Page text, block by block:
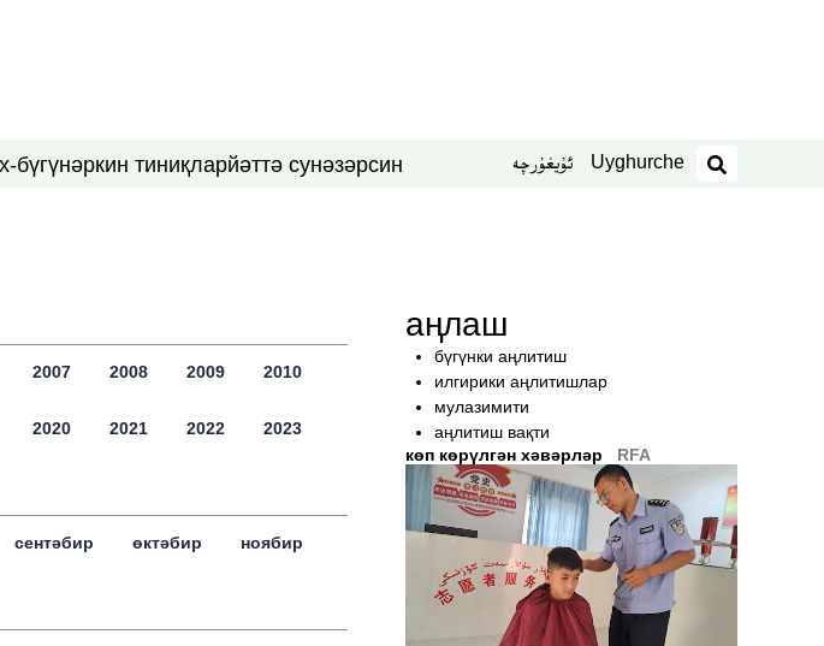
бүгүнәркин тиниқларйәттә сунәзәрсин ئۇيغۇرچە Uyghurche
издәш
2007 2008 2009 2010
2020 2021 2022 2023
сентәбир өктәбир ноябир
аңлаш
бүгүнки аңлитиш
илгирики аңлитишлар
мулазимити
аңлитиш вақти
көп көрүлгән хәвәрләр
RFA